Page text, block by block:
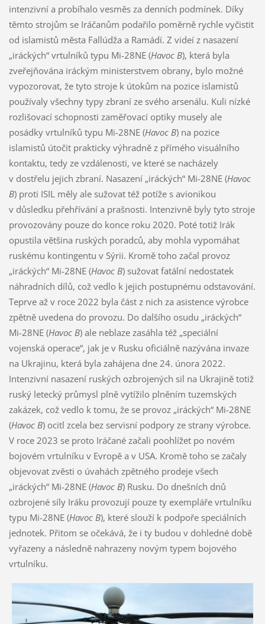
intenzivní a probíhalo vesměs za denních podmínek. Díky
těmto strojům se Iráčanům podařilo poměrně rychle vyčistit
od islamistů města Fallúdža a Ramádí. Z videí z nasazení
„iráckých“ vrtulníků typu Mi-28NE (Havoc B), která byla
zveřejňována iráckým ministerstvem obrany, bylo možné
vypozorovat, že tyto stroje k útokům na pozice islamistů
používaly všechny typy zbraní ze svého arsenálu. Kuli nízké
rozlišovací schopnosti zaměřovací optiky musely ale
posádky vrtulníků typu Mi-28NE (Havoc B) na pozice
islamistů útočit prakticky výhradně z přímého visuálního
kontaktu, tedy ze vzdálenosti, ve které se nacházely
v dostřelu jejich zbraní. Nasazení „iráckých“ Mi-28NE (Havoc
B) proti ISIL měly ale sužovat též potíže s avionikou
v důsledku přehřívání a prašnosti. Intenzivně byly tyto stroje
provozovány pouze do konce roku 2020. Poté totiž Irák
opustila většina ruských poradců, aby mohla vypomáhat
ruskému kontingentu v Sýrii. Kromě toho začal provoz
„iráckých“ Mi-28NE (Havoc B) sužovat fatální nedostatek
náhradních dílů, což vedlo k jejich postupnému odstavování.
Teprve až v roce 2022 byla část z nich za asistence výrobce
zpětně uvedena do provozu. Do dalšího osudu „iráckých“
Mi-28NE (Havoc B) ale neblaze zasáhla též „speciální
vojenská operace“, jak je v Rusku oficiálně nazývána invaze
na Ukrajinu, která byla zahájena dne 24. února 2022.
Intenzivní nasazení ruských ozbrojených sil na Ukrajině totiž
ruský letecký průmysl plně vytížilo plněním tuzemských
zakázek, což vedlo k tomu, že se provoz „iráckých“ Mi-28NE
(Havoc B) ocitl zcela bez servisní podpory ze strany výrobce.
V roce 2023 se proto Iráčané začali poohlížet po novém
bojovém vrtulníku v Evropě a v USA. Kromě toho se začaly
objevovat zvěsti o úvahách zpětného prodeje všech
„iráckých“ Mi-28NE (Havoc B) Rusku. Do dnešních dnů
ozbrojené síly Iráku provozují pouze ty exempláře vrtulníku
typu Mi-28NE (Havoc B), které slouží k podpoře speciálních
jednotek. Přitom se očekává, že i ty budou v dohledné době
vyřazeny a následně nahrazeny novým typem bojového
vrtulníku.